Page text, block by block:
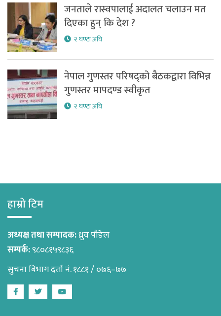
जनताले रास्वपालाई अदालत चलाउन मत
दिएका हुन् कि देश ?
२ घण्टा अघि
नेपाल गुणस्तर परिषद्को बैठकद्वारा विभिन्न
गुणस्तर मापदण्ड स्वीकृत
२ घण्टा अघि
हाम्रो टिम
अध्यक्ष तथा सम्पादक:ध्रुव पौडेल
सम्पर्क:९८०८१५९८३६
सुचना बिभाग दर्ता नं. १८८१ / ०७६–७७
FacebookTwitterYoutube